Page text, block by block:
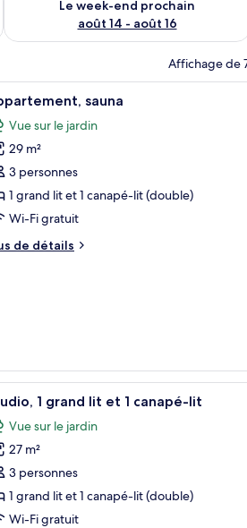
Le week-end prochain
août 14 - août 16
Affichage de
une petite plante posée sur le lit.
bois et une fougère en pot.
:
Un lit bien fait,
21 sauna
Vue sur le jardin
29 m²
3 personnes
1 grand lit et 1 canapé-lit (double)
Wi-Fi gratuit
de détails
fenêtres blanches, un lampadaire noir et
Une chambre
13 1 grand lit et 1 canapé-lit
Vue sur le jardin
27 m²
3 personnes
1 grand lit et 1 canapé-lit (double)
Wi-Fi gratuit